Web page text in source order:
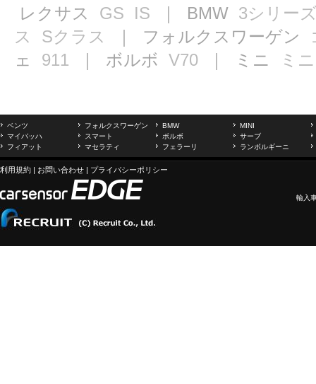
レクサス GS IS ｜ BMW 3シリー
ス
Sクラス ｜ フォルクスワーゲン
ェ 911 ｜ ボルボ V70 ｜ ミニ ミニ
ベンツ フォルクスワーゲン BMW
MINI
マイバッハ
スマート ボルボ
サーブ
フィアット
マセラティ フェラーリ ランボルギーニ
利用規約 | お問い合わせ | プライバシーポリシー
輸入